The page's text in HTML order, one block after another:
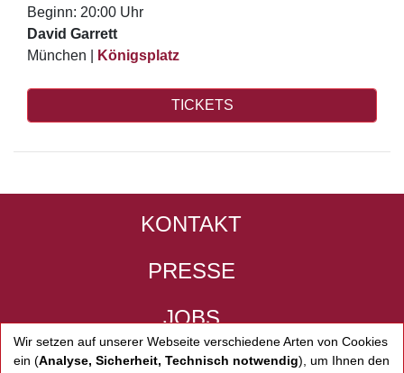
Beginn: 20:00 Uhr
David Garrett
München |
Königsplatz
TICKETS
KONTAKT
PRESSE
JOBS
IMPRESSUM
Wir setzen auf unserer Webseite verschiedene Arten von Cookies
ein (Analyse, Sicherheit, Technisch notwendig), um Ihnen den